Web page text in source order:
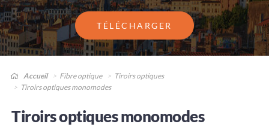
TÉLÉCHARGER
Accueil Fibre optique
Tiroirs optiques
Tiroirs optiques monomodes
Tiroirs optiques monomodes